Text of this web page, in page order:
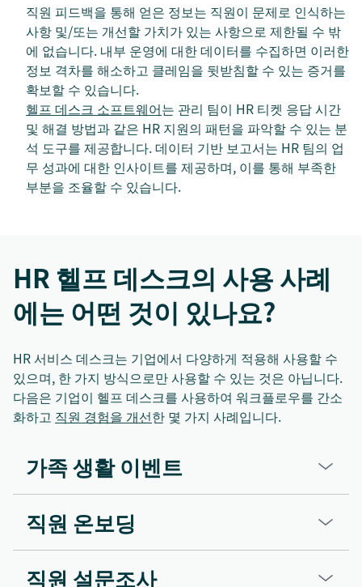
직원 피드백을 통해 얻은 정보는 직원이 문제로 인식하는
사항 및/또는 개선할 가치가 있는 사항으로 제한될 수 밖
에 없습니다. 내부 운영에 대한 데이터를 수집하면 이러한
정보 격차를 해소하고 클레임을 뒷받침할 수 있는 증거를
확보할 수 있습니다.
헬프 데스크 소프트웨어는 관리 팀이 HR 티켓 응답 시간
및 해결 방법과 같은 HR 지원의 패턴을 파악할 수 있는 분
석 도구를 제공합니다. 데이터 기반 보고서는 HR 팀의 업
무 성과에 대한 인사이트를 제공하며, 이를 통해 부족한
부분을 조율할 수 있습니다.
HR 헬프 데스크의 사용 사례
에는 어떤 것이 있나요?
HR 서비스 데스크는 기업에서 다양하게 적용해 사용할 수
있으며, 한 가지 방식으로만 사용할 수 있는 것은 아닙니다.
다음은 기업이 헬프 데스크를 사용하여 워크플로우를 간소
화하고 직원 경험을 개선한 몇 가지 사례입니다.
가족 생활 이벤트
직원 온보딩
직원 설문조사